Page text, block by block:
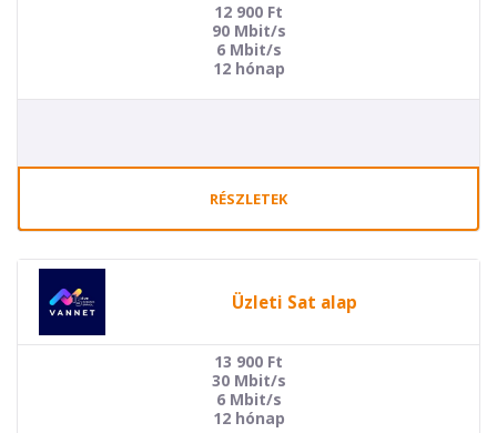
12 900 Ft
90 Mbit/s
6 Mbit/s
12 hónap
RÉSZLETEK
Üzleti Sat alap
13 900 Ft
30 Mbit/s
6 Mbit/s
12 hónap